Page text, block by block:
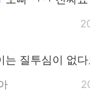
는 질투심이 없다